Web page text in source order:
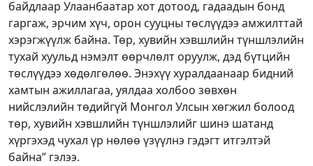
байдлаар Улаанбаатар хот дотоод, гадаадын бонд
гаргаж, эрчим хүч, орон сууцны төслүүдээ амжилттай
хэрэгжүүлж байна. Төр, хувийн хэвшлийн түншлэлийн
тухай хуульд нэмэлт өөрчлөлт оруулж, дэд бүтцийн
төслүүдээ хөдөлгөлөө. Энэхүү хуралдаанаар бидний
хамтын ажиллагаа, уялдаа холбоо зөвхөн
нийслэлийн төдийгүй Монгол Улсын хөгжил болоод
төр, хувийн хэвшлийн түншлэлийг шинэ шатанд
хүргэхэд чухал үр нөлөө үзүүлнэ гэдэгт итгэлтэй
байна” гэлээ.